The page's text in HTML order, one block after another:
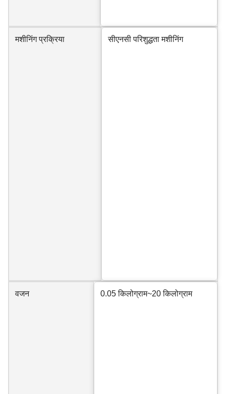
मशीनिंग प्रक्रिया सीएनसी परिशुद्धता मशीनिंग
वजन 0.05 किलोग्राम~20 किलोग्राम